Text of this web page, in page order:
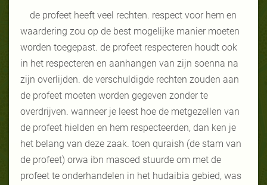
de profeet heeft veel rechten. respect voor hem en
waardering zou op de best mogelijke manier moeten
worden toegepast. de profeet respecteren houdt ook
in het respecteren en aanhangen van zijn soenna na
zijn overlijden. de verschuldigde rechten zouden aan
de profeet moeten worden gegeven zonder te
overdrijven. wanneer je leest hoe de metgezellen van
de profeet hielden en hem respecteerden, dan ken je
het belang van deze zaak. toen quraish (de stam van
de profeet) orwa ibn masoed stuurde om met de
profeet te onderhandelen in het hudaibia gebied, was